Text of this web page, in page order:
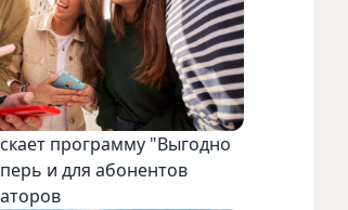
программу "Выгодно
и для абонентов